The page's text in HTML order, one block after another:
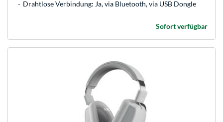
Drahtlose Verbindung: Ja, via Bluetooth, via USB Dongle
Sofort verfügbar